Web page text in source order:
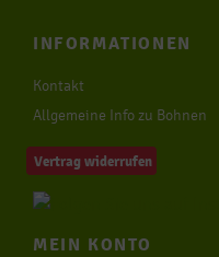
INFORMATIONEN
Kontakt
Allgemeine Info zu Bohnen
Vertrag widerrufen
MEIN KONTO